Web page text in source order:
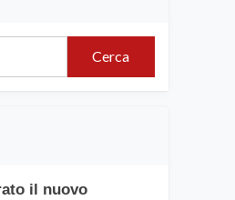
Cerca
il nuovo